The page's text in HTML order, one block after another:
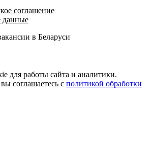
соглашение
данные
в Беларуси
для работы сайта и аналитики.
соглашаетесь с политикой обработки